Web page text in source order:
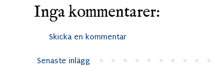
Inga kommentarer:
Skicka en kommentar
Senaste inlägg